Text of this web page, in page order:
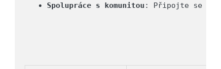
Spolupráce s komunitou : Připojte se k